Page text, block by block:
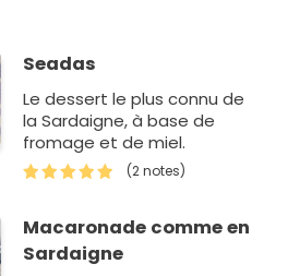
Seadas
Le dessert le plus connu de
la Sardaigne, à base de
fromage et de miel.
(2 notes)
Macaronade comme en
Sardaigne